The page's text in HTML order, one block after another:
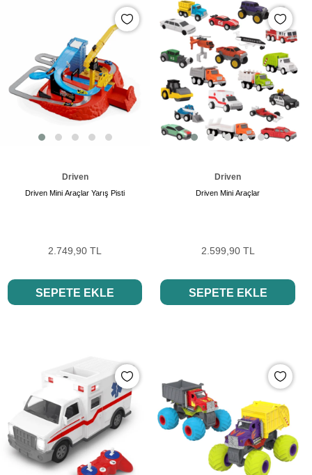
Driven
Driven Mini Araçlar Yarış Pisti
2.749,90 TL
SEPETE EKLE
Driven
Driven Mini Araçlar
2.599,90 TL
SEPETE EKLE